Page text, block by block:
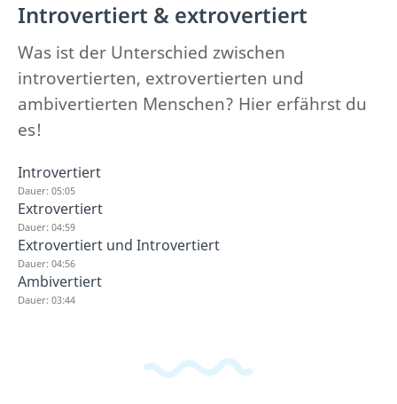
Introvertiert & extrovertiert
Was ist der Unterschied zwischen
introvertierten, extrovertierten und
ambivertierten Menschen? Hier erfährst du
es!
Introvertiert
Dauer: 05:05
Extrovertiert
Dauer: 04:59
Extrovertiert und Introvertiert
Dauer: 04:56
Ambivertiert
Dauer: 03:44